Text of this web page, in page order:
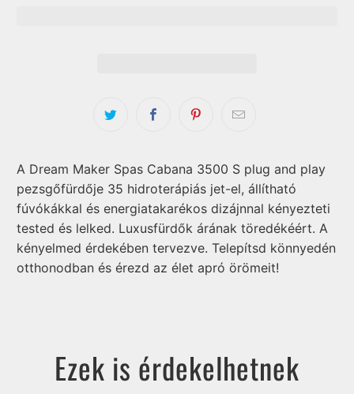
A Dream Maker Spas Cabana 3500 S plug and play
pezsgőfürdője 35 hidroterápiás jet-el, állítható
fúvókákkal és energiatakarékos dizájnnal kényezteti
tested és lelked. Luxusfürdők árának töredékéért. A
kényelmed érdekében tervezve. Telepítsd könnyedén
otthonodban és érezd az élet apró örömeit!
Ezek is érdekelhetnek